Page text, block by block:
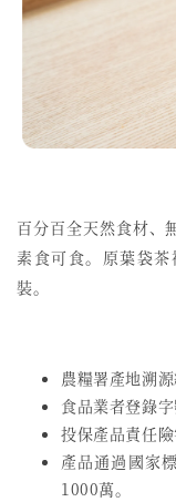
百分百全天然食材、
素食可食。原葉袋
裝。
農糧署產地溯
食品業者登錄
投保產品責任
產品通過國家
1000萬。